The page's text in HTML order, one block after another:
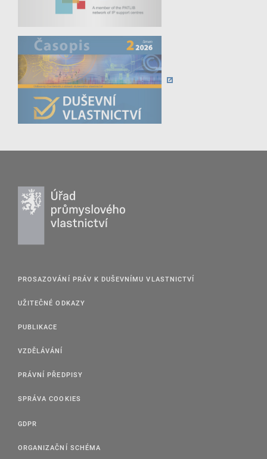
PROSAZOVÁNÍ PRÁV K DUŠEVNÍMU VLASTNICTVÍ
UŽITEČNÉ ODKAZY
PUBLIKACE
VZDĚLÁVÁNÍ
PRÁVNÍ PŘEDPISY
SPRÁVA COOKIES
GDPR
ORGANIZAČNÍ SCHÉMA